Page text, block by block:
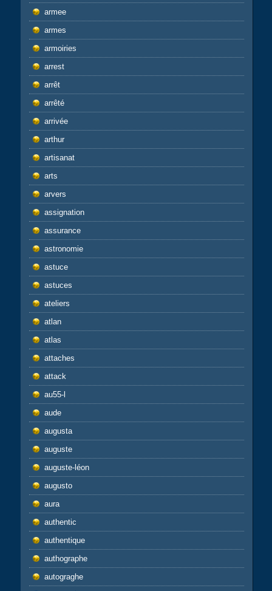
armee
armes
armoiries
arrest
arrêt
arrêté
arrivée
arthur
artisanat
arts
arvers
assignation
assurance
astronomie
astuce
astuces
ateliers
atlan
atlas
attaches
attack
au55-l
aude
augusta
auguste
auguste-léon
augusto
aura
authentic
authentique
authographe
autograghe